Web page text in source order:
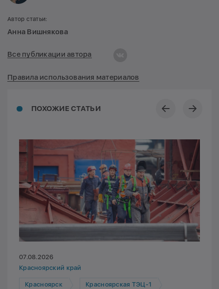
ПОХОЖИЕ СТАТЬИ
07.08.2026
Красноярский край
Красноярск Красноярская ТЭЦ-1
Автор статьи:
Анна Вишнякова
Все публикации автора
Правила использования материалов